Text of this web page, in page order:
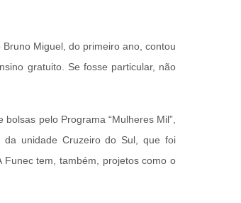
Miguel, do primeiro ano, contou
gratuito. Se fosse particular, não
pelo Programa “Mulheres Mil”,
da unidade Cruzeiro do Sul, que foi
tem, também, projetos como o